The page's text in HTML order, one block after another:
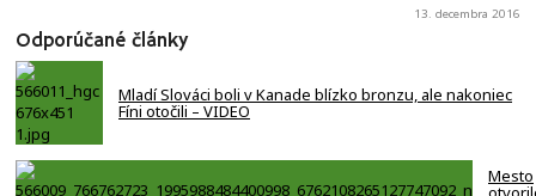
13. decembra 2016
Odporúčané články
Mladí Slováci boli v Kanade blízko bronzu, ale nakoniec
Fíni otočili – VIDEO
Mesto